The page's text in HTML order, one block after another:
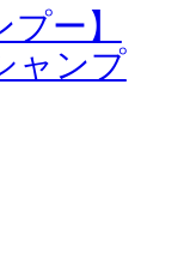
ー】
ャンプ